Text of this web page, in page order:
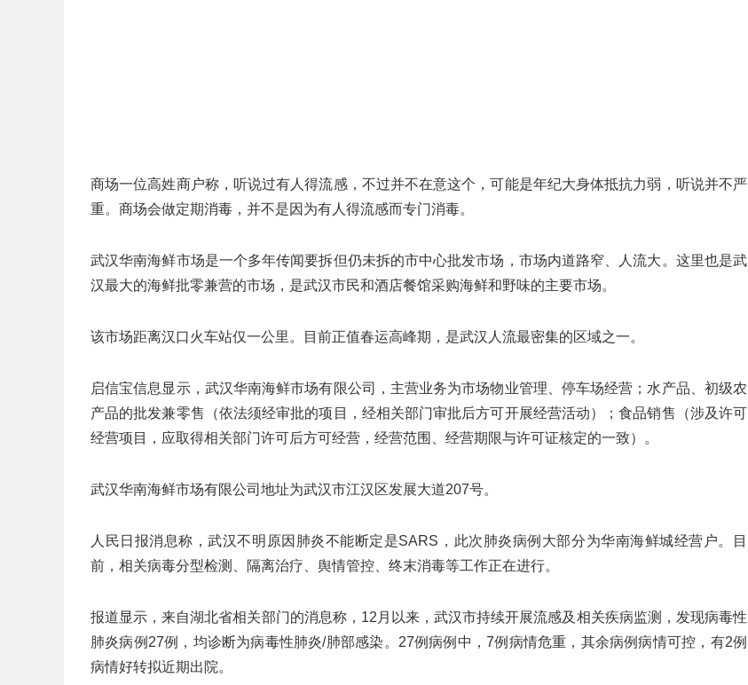
商场一位高姓商户称，听说过有人得流感，不过并不在意这个，可能是年纪大身体抵抗力弱，听说并不严
重。商场会做定期消毒，并不是因为有人得流感而专门消毒。
武汉华南海鲜市场是一个多年传闻要拆但仍未拆的市中心批发市场，市场内道路窄、人流大。这里也是武
汉最大的海鲜批零兼营的市场，是武汉市民和酒店餐馆采购海鲜和野味的主要市场。
该市场距离汉口火车站仅一公里。目前正值春运高峰期，是武汉人流最密集的区域之一。
启信宝信息显示，武汉华南海鲜市场有限公司，主营业务为市场物业管理、停车场经营；水产品、初级农
产品的批发兼零售（依法须经审批的项目，经相关部门审批后方可开展经营活动）；食品销售（涉及许可
经营项目，应取得相关部门许可后方可经营，经营范围、经营期限与许可证核定的一致）。
武汉华南海鲜市场有限公司地址为武汉市江汉区发展大道207号。
人民日报消息称，武汉不明原因肺炎不能断定是SARS，此次肺炎病例大部分为华南海鲜城经营户。目
前，相关病毒分型检测、隔离治疗、舆情管控、终末消毒等工作正在进行。
报道显示，来自湖北省相关部门的消息称，12月以来，武汉市持续开展流感及相关疾病监测，发现病毒性
肺炎病例27例，均诊断为病毒性肺炎/肺部感染。27例病例中，7例病情危重，其余病例病情可控，有2例
病情好转拟近期出院。